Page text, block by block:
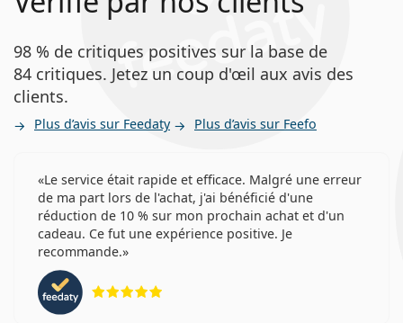
Biofinity
Lenjoy Monthly Day & Night
PureVision 2
Articles connexes tirés de notre
blogue
Comment lire les paramètres de vos lentilles de
contact sur votre ordonnance ?
S'habituer aux lentilles de contact : combien de
temps cela prend-il ?
Lentilles de contact hydrogel vs lentilles de contact
hydrogel en silicone
Comment prendre soin de ses lentilles de contact ?
Solution de peroxyde d'hydrogène : astuces et
Lentilles de contact
98 % de critiques positives sur la base de
84 critiques. Jetez un coup d'œil aux avis des
clients.
Plus d’avis sur Feedaty Plus d’avis sur Feefo
Le service était rapide et efficace. Malgré une erreur
de ma part lors de l'achat, j'ai bénéficié d'une
réduction de 10 % sur mon prochain achat et d'un
cadeau. Ce fut une expérience positive. Je
recommande.